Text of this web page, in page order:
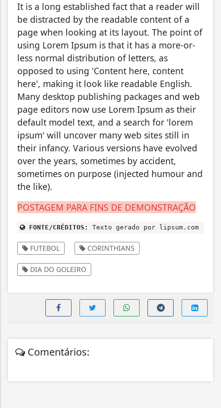
It is a long established fact that a reader will
be distracted by the readable content of a
page when looking at its layout. The point of
using Lorem Ipsum is that it has a more-or-
less normal distribution of letters, as
opposed to using 'Content here, content
here', making it look like readable English.
Many desktop publishing packages and web
page editors now use Lorem Ipsum as their
default model text, and a search for 'lorem
ipsum' will uncover many web sites still in
their infancy. Various versions have evolved
over the years, sometimes by accident,
sometimes on purpose (injected humour and
the like).
POSTAGEM PARA FINS DE DEMONSTRAÇÃO
FONTE/CRÉDITOS: Texto gerado por lipsum.com
FUTEBOL CORINTHIANS
DIA DO GOLEIRO
Comentários: